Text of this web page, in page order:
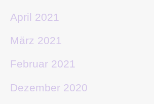
April 2021
März 2021
Februar 2021
Dezember 2020